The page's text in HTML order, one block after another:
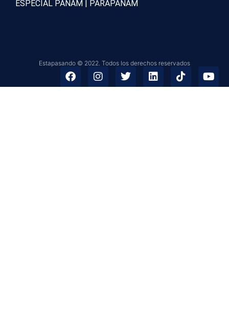
ESPECIAL PANAM | PARAPANAM
Estapasando © 2022. Todos los derechos reservados